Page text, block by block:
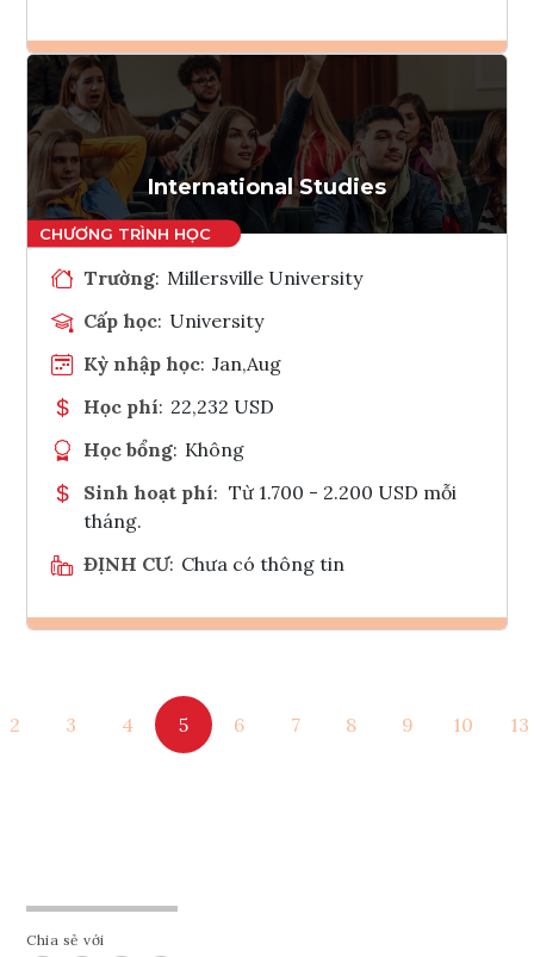
Ghi danh
Tham vấn Interlink
International Studies
Trường: Millersville University
Cấp học: University
Kỳ nhập học: Jan,Aug
Học phí: 22,232 USD
Học bổng: Không
Sinh hoạt phí: Từ 1.700 - 2.200 USD mỗi
tháng.
ĐỊNH CƯ: Chưa có thông tin
Tham vấn Interlink
2 3 4 5 6 7 8 9 10 13
Chia sẻ với